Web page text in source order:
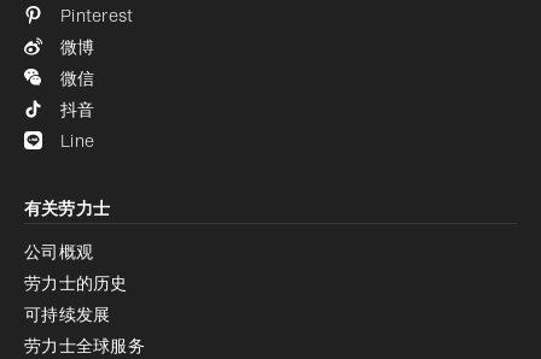
Pinterest
微博
微信
抖音
Line
有关劳力士
公司概观
劳力士的历史
可持续发展
劳力士全球服务